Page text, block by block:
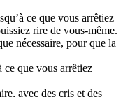
ce que vous arrêtiez
rire de vous-même.
nécessaire, pour que la
ce que vous arrêtiez
avec des cris et des